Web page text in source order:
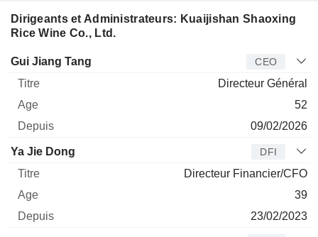
Dirigeants et Administrateurs: Kuaijishan Shaoxing
Rice Wine Co., Ltd.
Dirigeant Titre
Gui Jiang Tang CEO
Directeur Général
52
09/02/2026
Ya Jie Dong DFI
Directeur Financier/CFO
39
23/02/2023